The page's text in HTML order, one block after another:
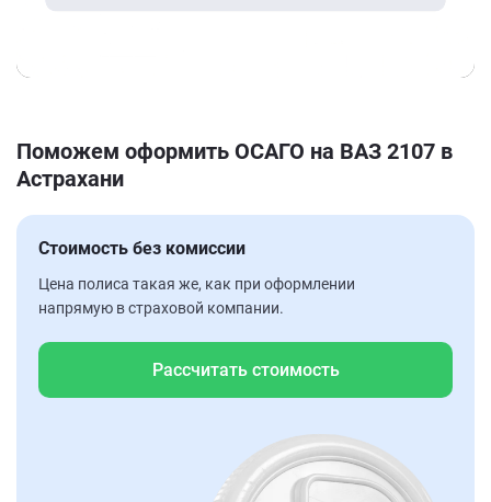
Поможем оформить ОСАГО на ВАЗ 2107 в
Астрахани
Стоимость без комиссии
Цена полиса такая же, как при оформлении
напрямую в страховой компании.
Рассчитать стоимость